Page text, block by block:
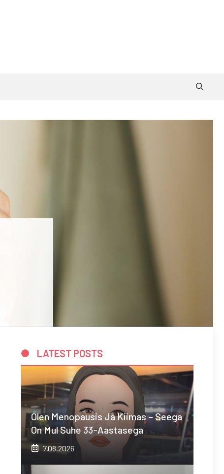
LATEST POSTS
Olen Menopausis Ja Kiimas – Seega
On Mul Suhe 33-Aastasega
7.08.2026